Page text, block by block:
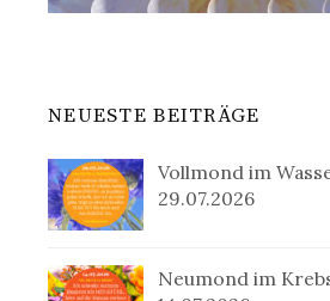
NEUESTE BEITRÄGE
Vollmond im
29.07.2026
Neumond im